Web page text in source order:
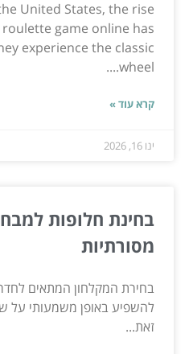
United States, the rise
game online has
experience the classic
wheel....
קרא עוד »
ינו 16, 2026
בחינת חלופות
מסורתיות
בחירת המקלחון המתאים
להשפיע באופן משמעותי על
זאת...